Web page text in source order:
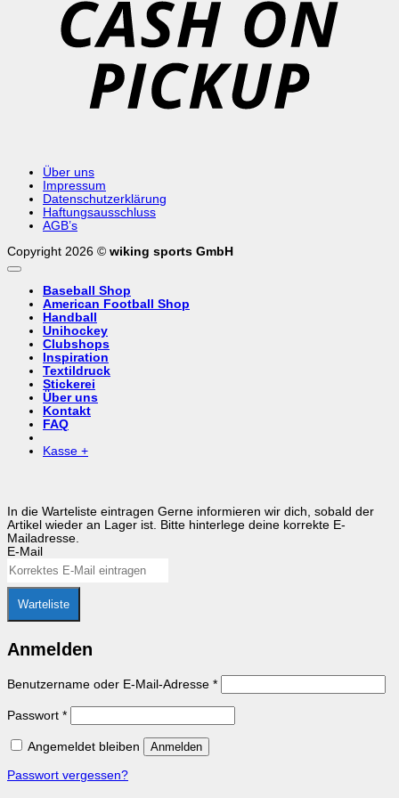
Über uns
Impressum
Datenschutzerklärung
Haftungsausschluss
AGB’s
Copyright 2026 © wiking sports GmbH
Baseball Shop
American Football Shop
Handball
Unihockey
Clubshops
Inspiration
Textildruck
Stickerei
Über uns
Kontakt
FAQ
Kasse +
In die Warteliste eintragen Gerne informieren wir dich, sobald der
Artikel wieder an Lager ist. Bitte hinterlege deine korrekte E-
Mailadresse.
E-Mail
Warteliste
Anmelden
Benutzername oder E-Mail-Adresse *Erforderlich
Passwort *Erforderlich
Angemeldet bleiben Anmelden
Passwort vergessen?